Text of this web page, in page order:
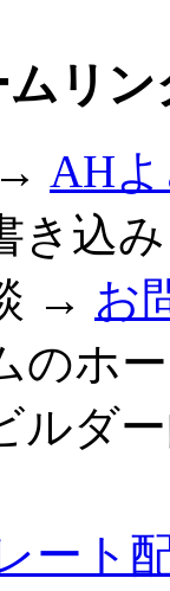
リン
AH
き込
→ お
のホ
ルダ
ート